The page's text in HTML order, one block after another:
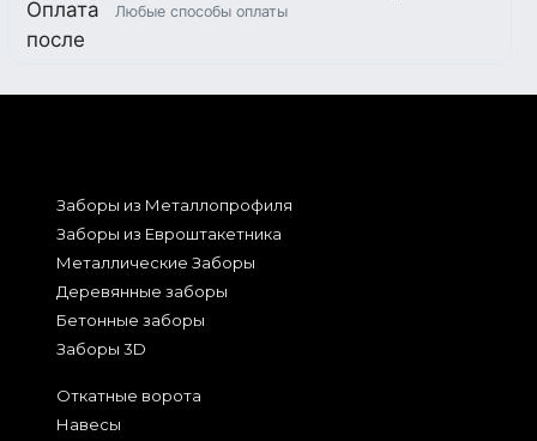
Любые способы оплаты
Заборы из Металлопрофиля
Заборы из Евроштакетника
Металлические Заборы
Деревянные заборы
Бетонные заборы
Заборы 3D
Откатные ворота
Навесы